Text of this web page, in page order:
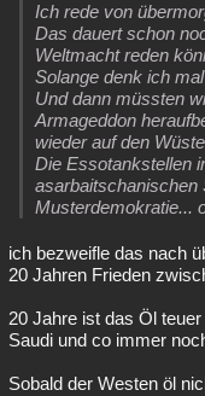
Ich rede von
Das dauert schon
Weltmacht reden
Solange denk ich
Und dann müssten
Armageddon
wieder auf den
Die Essotankstellen
asarbaitschanischen
Musterdemokratie...
ich bezweifle das nach
20 Jahren Frieden
20 Jahre ist das Öl
Saudi und co immer
Sobald der Westen öl